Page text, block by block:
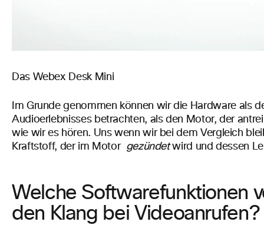
Das Webex Desk Mini
Im Grunde genommen können wir die Hardware als
Audioerlebnisses betrachten, als den Motor, der
wie wir es hören. Uns wenn wir bei dem Vergleich
Kraftstoff, der im Motor gezündet wird und dessen
Welche Softwarefunktionen
den Klang bei Videoanrufen?